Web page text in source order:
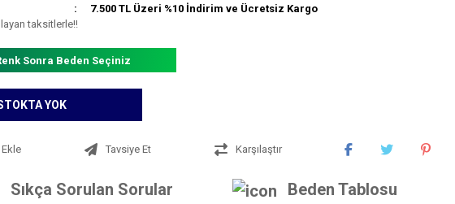
7.500 TL Üzeri %10 İndirim ve Ücretsiz Kargo
taksitlerle!!
Sonra Beden Seçiniz
YOK
Tavsiye Et Karşılaştır
Sıkça Sorulan Sorular Beden Tablosu